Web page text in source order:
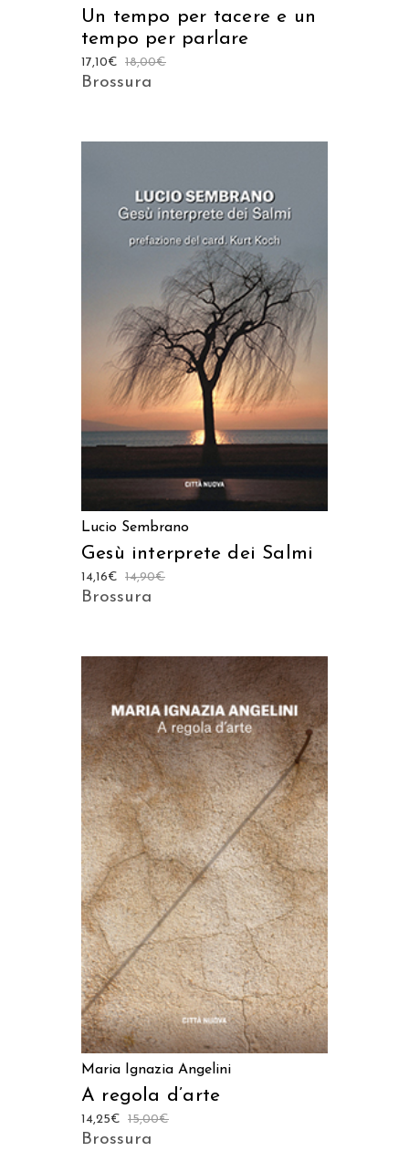
Un tempo per tacere e un
tempo per parlare
18,00€
17,10€
Brossura
AGGIUNGI AL CARRELLO
Lucio Sembrano
Gesù interprete dei Salmi
14,90€
14,16€
Brossura
AGGIUNGI AL CARRELLO
Maria Ignazia Angelini
A regola d’arte
15,00€
14,25€
Brossura